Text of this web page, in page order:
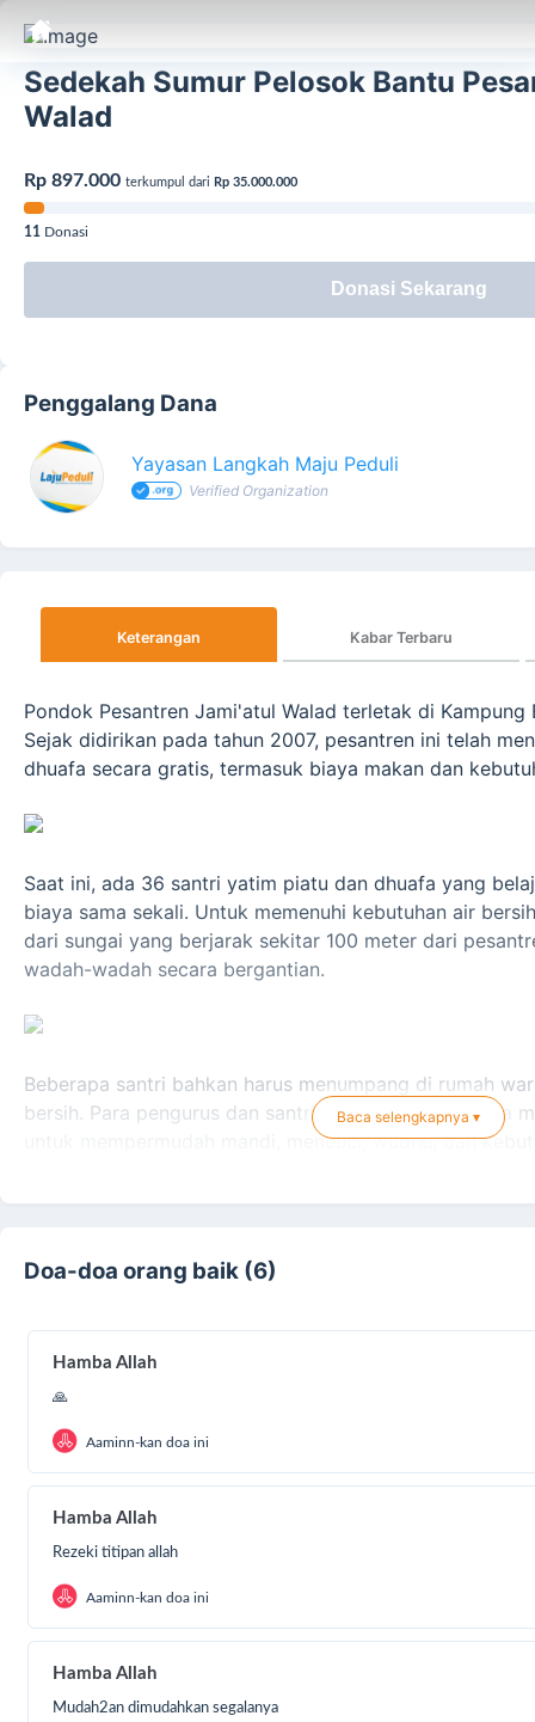
Sedekah Sumur Pelosok Bantu
Walad
Rp 897.000 terkumpul dari Rp 35.000.000
11 Donasi
Donasi Sekarang
Penggalang Dana
Yayasan Langkah Maju Peduli
Verified Organization
Keterangan Kabar Terbaru
Pondok Pesantren Jami'atul Walad terletak di Kampung
Sejak didirikan pada tahun 2007, pesantren ini telah
dhuafa secara gratis, termasuk biaya makan dan
Saat ini, ada 36 santri yatim piatu dan dhuafa yang
biaya sama sekali. Untuk memenuhi kebutuhan air
dari sungai yang berjarak sekitar 100 meter dari
wadah-wadah secara bergantian.
Beberapa santri bahkan harus menumpang di rumah
bersih. Para pengurus dan santri sangat berharap bisa
untuk mempermudah mandi, mencuci, wudhu, dan
Baca selengkapnya ▾
Doa-doa orang baik (6)
Hamba Allah
🙏
Aaminn-kan doa ini
Hamba Allah
Rezeki titipan allah
Aaminn-kan doa ini
Hamba Allah
Mudah2an dimudahkan segalanya